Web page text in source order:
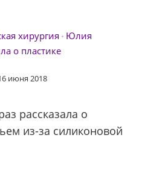
хирургия
Юлия
о пластике
июня 2018
рассказала о
из-за силиконовой